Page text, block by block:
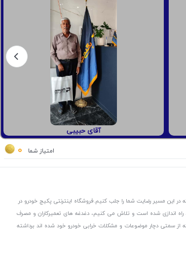
آقای حبیبی
امتیاز شما 0
در این مسیر رضایت شما را جلب کنیم.فروشگاه اینترنتی پکیج خودرو در
اندازی شده است و تلاش می کنیم، دغدغه های تعمیرکاران و مصرف
از سمتی دچار موضوعات و مشکلات خرابی خودرو خود شده اند برداشته